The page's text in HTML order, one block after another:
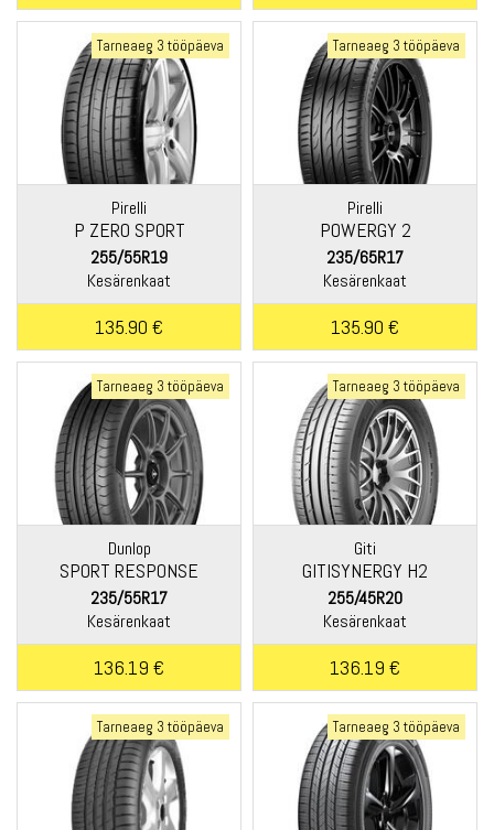
Tarneaeg 3 tööpäeva
Pirelli
P ZERO SPORT
255/55R19
Kesärenkaat
135.90 €
Tarneaeg 3 tööpäeva
Pirelli
POWERGY 2
235/65R17
Kesärenkaat
135.90 €
Tarneaeg 3 tööpäeva
Dunlop
SPORT RESPONSE
235/55R17
Kesärenkaat
136.19 €
Tarneaeg 3 tööpäeva
Giti
GITISYNERGY H2
255/45R20
Kesärenkaat
136.19 €
Tarneaeg 3 tööpäeva Tarneaeg 3 tööpäeva